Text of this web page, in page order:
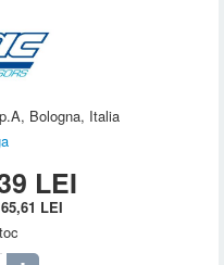
Bologna, Italia
LEI
65,61 LEI